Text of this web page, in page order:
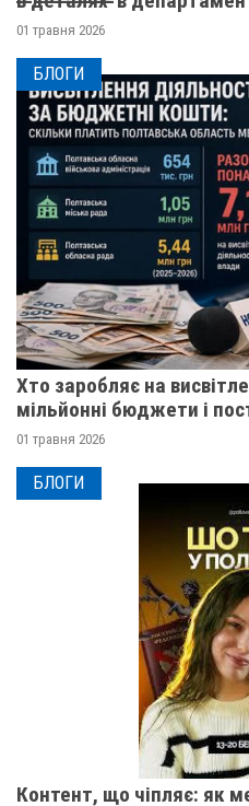
01 травня 2026
БЛОГИ
Хто заробляє на
мільйонні бюджети і
01 травня 2026
БЛОГИ
Контент, що чіпляє: як